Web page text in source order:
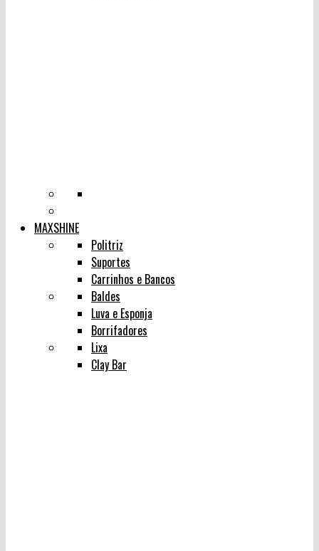
MAXSHINE
Politriz
Suportes
Carrinhos e Bancos
Baldes
Luva e Esponja
Borrifadores
Lixa
Clay Bar